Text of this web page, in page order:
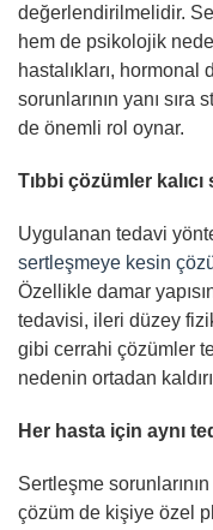
değerlendirilmelidir.
hem de psikolojik
hastalıkları,
sorunlarının yanı
de önemli rol oynar.
Tıbbi çözümler
Uygulanan tedavi
sertleşmeye kesin
Özellikle damar
tedavisi, ileri düzey
gibi cerrahi çözümler
nedenin ortadan
Her hasta için aynı
Sertleşme
çözüm de kişiye özel